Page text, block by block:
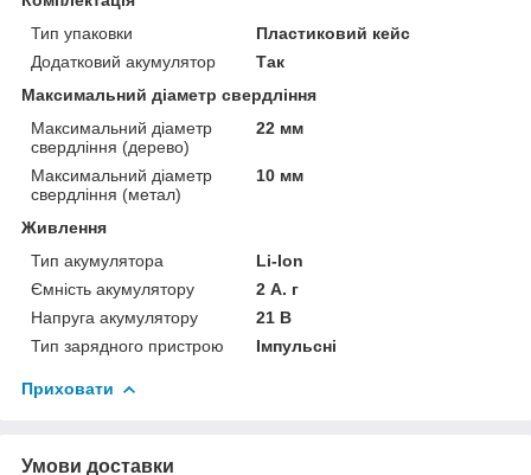
Тип упаковки
Пластиковий кейс
Додатковий акумулятор
Так
Максимальний діаметр свердління
Максимальний діаметр
свердління (дерево)
22 мм
Максимальний діаметр
свердління (метал)
10 мм
Живлення
Тип акумулятора
Li-Ion
Ємність акумулятору
2 А. г
Напруга акумулятору
21 В
Тип зарядного пристрою
Імпульсні
Приховати
Умови доставки